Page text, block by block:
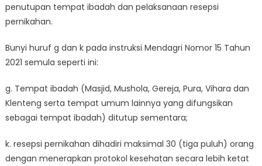
penutupan tempat ibadah dan pelaksanaan resepsi
pernikahan.
Bunyi huruf g dan k pada instruksi Mendagri Nomor 15 Tahun
2021 semula seperti ini:
g. Tempat ibadah (Masjid, Mushola, Gereja, Pura, Vihara dan
Klenteng serta tempat umum lainnya yang difungsikan
sebagai tempat ibadah) ditutup sementara;
k. resepsi pernikahan dihadiri maksimal 30 (tiga puluh) orang
dengan menerapkan protokol kesehatan secara lebih ketat